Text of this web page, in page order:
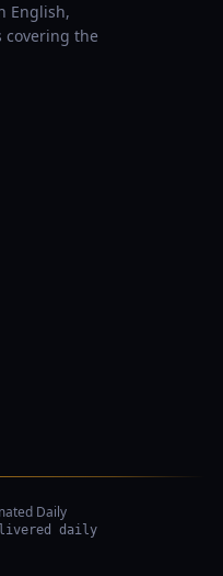
English,
covering the
Daily
daily